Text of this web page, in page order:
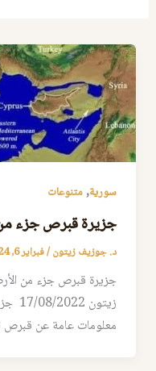
سورية,متنوعات
جزيرة قبرص جزء
د. جوزيف زيتون/فبراير 6, 2024
جزيرة قبرص جزء من
معلومات عامة عن